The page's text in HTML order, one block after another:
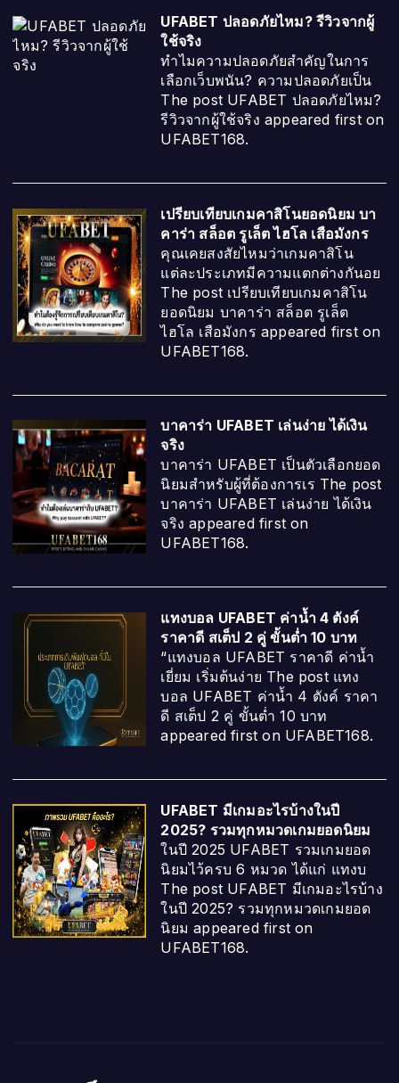
UFABET ปลอดภัยไหม? รีวิวจากผู้
ใช้จริง
ทำไมความปลอดภัยสำคัญในการ
เลือกเว็บพนัน? ความปลอดภัยเป็น
The post UFABET ปลอดภัยไหม?
รีวิวจากผู้ใช้จริง appeared first on
UFABET168.
เปรียบเทียบเกมคาสิโนยอดนิยม บา
คาร่า สล็อต รูเล็ต ไฮโล เสือมังกร
คุณเคยสงสัยไหมว่าเกมคาสิโน
แต่ละประเภทมีความแตกต่างกันอย
The post เปรียบเทียบเกมคาสิโน
ยอดนิยม บาคาร่า สล็อต รูเล็ต
ไฮโล เสือมังกร appeared first on
UFABET168.
บาคาร่า UFABET เล่นง่าย ได้เงิน
จริง
บาคาร่า UFABET เป็นตัวเลือกยอด
นิยมสำหรับผู้ที่ต้องการเร The post
บาคาร่า UFABET เล่นง่าย ได้เงิน
จริง appeared first on
UFABET168.
แทงบอล UFABET ค่าน้ำ 4 ตังค์
ราคาดี สเต็ป 2 คู่ ขั้นต่ำ 10 บาท
“แทงบอล UFABET ราคาดี ค่าน้ำ
เยี่ยม เริ่มต้นง่าย The post แทง
บอล UFABET ค่าน้ำ 4 ตังค์ ราคา
ดี สเต็ป 2 คู่ ขั้นต่ำ 10 บาท
appeared first on UFABET168.
UFABET มีเกมอะไรบ้างในปี
2025? รวมทุกหมวดเกมยอดนิยม
ในปี 2025 UFABET รวมเกมยอด
นิยมไว้ครบ 6 หมวด ได้แก่ แทงบ
The post UFABET มีเกมอะไรบ้าง
ในปี 2025? รวมทุกหมวดเกมยอด
นิยม appeared first on
UFABET168.